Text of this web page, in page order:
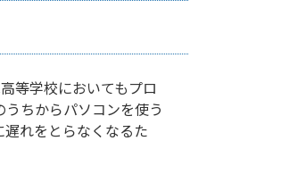
等学校においてもプロ
ちからパソコンを使う
れをとらなくなるた